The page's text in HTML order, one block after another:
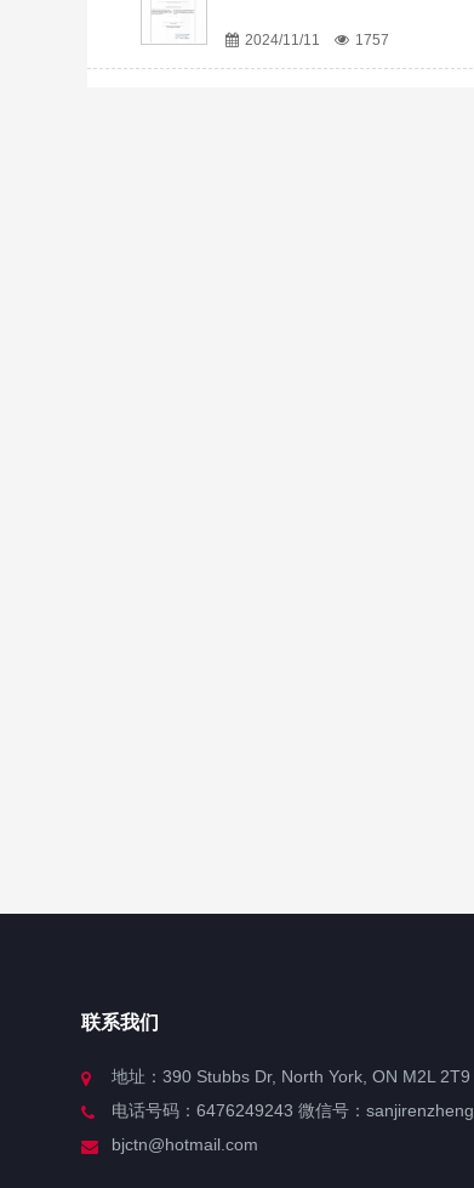
2024/11/11 1757
联系我们
地址：390 Stubbs Dr, North York, ON M2L 2T9
电话号码：6476249243 微信号：sanjirenzheng
bjctn@hotmail.com